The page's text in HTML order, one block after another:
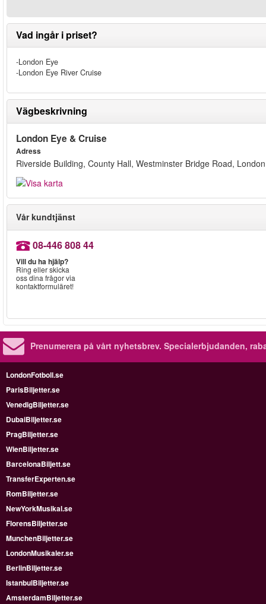
Vad ingår i priset?
-London Eye
-London Eye River Cruise
Vägbeskrivning
London Eye & Cruise
Adress
Riverside Building, County Hall, Westminster Bridge Road, London
Vår kundtjänst
08-446 808 44
Vill du ha hjälp?
Ring eller skicka
oss dina frågor via
kontaktformuläret!
Prenumerera på vårt nyhetsbrev. Specialerbjudanden,
LondonFotboll.se
ParisBiljetter.se
VenedigBiljetter.se
DubaiBiljetter.se
PragBiljetter.se
WienBiljetter.se
BarcelonaBiljett.se
TransferExperten.se
RomBiljetter.se
NewYorkMusikal.se
FlorensBiljetter.se
MunchenBiljetter.se
LondonMusikaler.se
BerlinBiljetter.se
IstanbulBiljetter.se
AmsterdamBiljetter.se